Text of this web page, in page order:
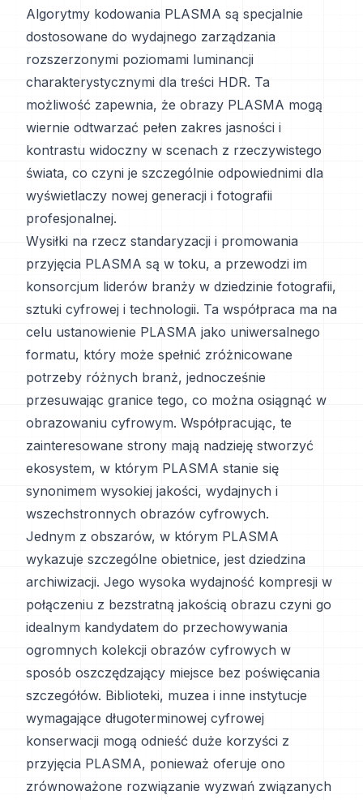
Algorytmy kodowania PLASMA są specjalnie
dostosowane do wydajnego zarządzania
rozszerzonymi poziomami luminancji
charakterystycznymi dla treści HDR. Ta
możliwość zapewnia, że obrazy PLASMA mogą
wiernie odtwarzać pełen zakres jasności i
kontrastu widoczny w scenach z rzeczywistego
świata, co czyni je szczególnie odpowiednimi dla
wyświetlaczy nowej generacji i fotografii
profesjonalnej.
Wysiłki na rzecz standaryzacji i promowania
przyjęcia PLASMA są w toku, a przewodzi im
konsorcjum liderów branży w dziedzinie fotografii,
sztuki cyfrowej i technologii. Ta współpraca ma na
celu ustanowienie PLASMA jako uniwersalnego
formatu, który może spełnić zróżnicowane
potrzeby różnych branż, jednocześnie
przesuwając granice tego, co można osiągnąć w
obrazowaniu cyfrowym. Współpracując, te
zainteresowane strony mają nadzieję stworzyć
ekosystem, w którym PLASMA stanie się
synonimem wysokiej jakości, wydajnych i
wszechstronnych obrazów cyfrowych.
Jednym z obszarów, w którym PLASMA
wykazuje szczególne obietnice, jest dziedzina
archiwizacji. Jego wysoka wydajność kompresji w
połączeniu z bezstratną jakością obrazu czyni go
idealnym kandydatem do przechowywania
ogromnych kolekcji obrazów cyfrowych w
sposób oszczędzający miejsce bez poświęcania
szczegółów. Biblioteki, muzea i inne instytucje
wymagające długoterminowej cyfrowej
konserwacji mogą odnieść duże korzyści z
przyjęcia PLASMA, ponieważ oferuje ono
zrównoważone rozwiązanie wyzwań związanych